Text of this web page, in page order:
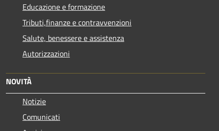
Educazione e formazione
Tributi,finanze e contravvenzioni
Salute, benessere e assistenza
Autorizzazioni
NOVITÀ
Notizie
Comunicati